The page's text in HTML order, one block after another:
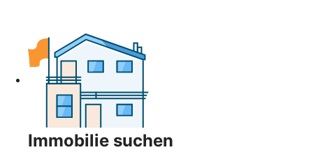
Immobilie suchen